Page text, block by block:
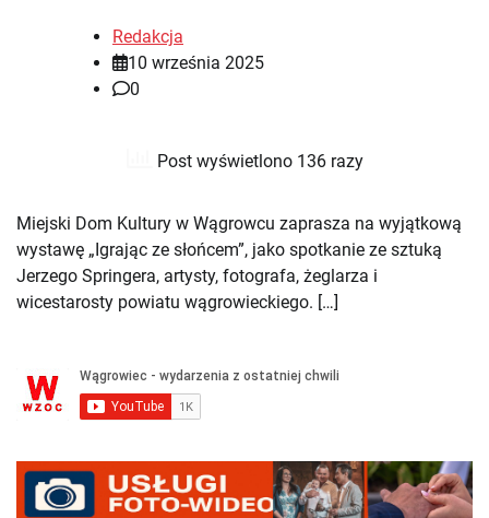
Redakcja
10 września 2025
0
Post wyświetlono 136 razy
Miejski Dom Kultury w Wągrowcu zaprasza na wyjątkową
wystawę „Igrając ze słońcem”, jako spotkanie ze sztuką
Jerzego Springera, artysty, fotografa, żeglarza i
wicestarosty powiatu wągrowieckiego. […]